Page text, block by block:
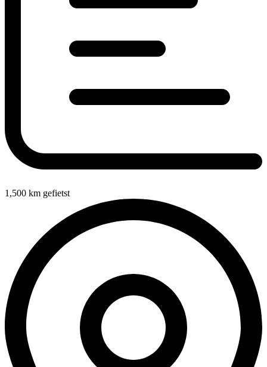
1,500 km gefietst